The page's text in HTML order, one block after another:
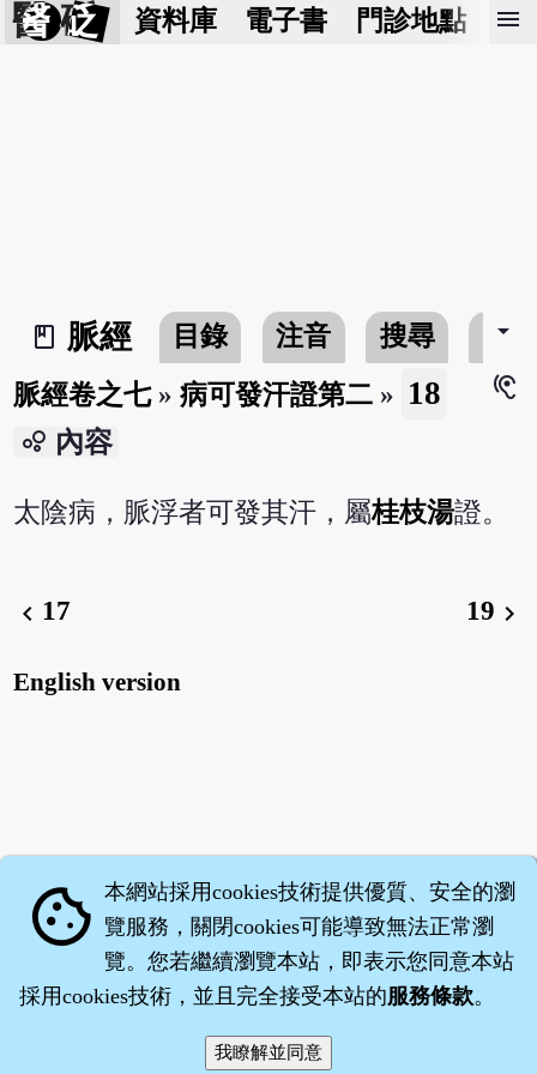
醫 砭 資料庫 電子書 門診地點 預
menu
book_2
脈經 目錄 注音 搜尋 書介
arrow_drop_down
脈經卷之七»病可發汗證第二 » 18
hearing
bubble_chart 內容
太陰病，脈浮者可發其汗，屬桂枝湯證。
chevron_left 17 19 chevron_right
English version
‧沈藥子©2008～2026
cookie 本網站採用cookies技術提供優質、安全的瀏
覽服務，關閉cookies可能導致無法正常瀏
覽。您若繼續瀏覽本站，即表示您同意本站
採用cookies技術，並且完全接受本站的服務條款。